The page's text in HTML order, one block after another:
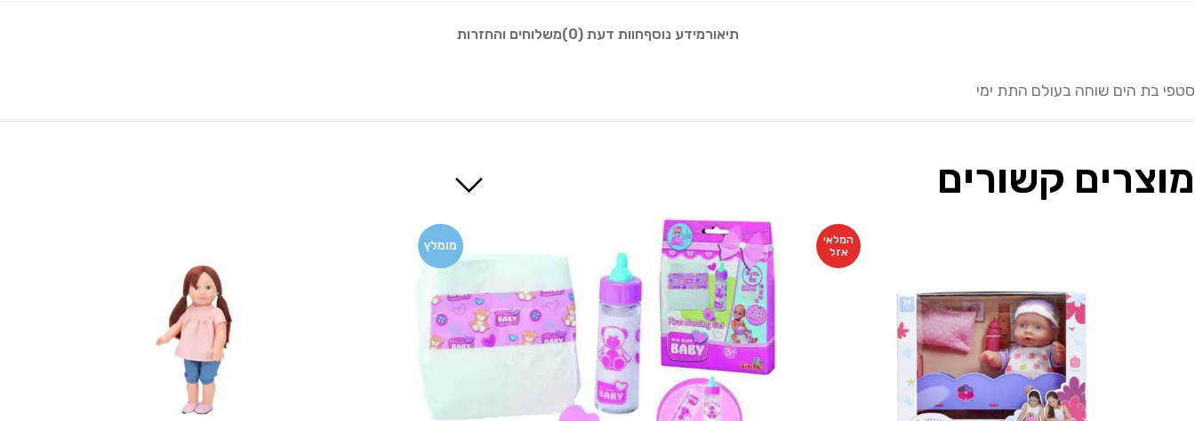
תיאורמידע נוסףחוות דעת (0) משלוחים והחזרות
סטפי בת הים שוחה בעולם התת ימי
מוצרים קשורים
המלאי
אזל
מומלץ